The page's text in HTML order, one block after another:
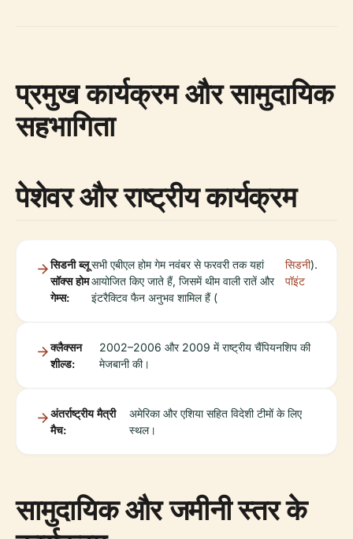
प्रमुख कार्यक्रम और सामुदायिक
सहभागिता
पेशेवर और राष्ट्रीय कार्यक्रम
सिडनी ब्लू
सॉक्स होम
गेम्स:
सभी एबीएल होम गेम नवंबर से फरवरी तक यहां
आयोजित किए जाते हैं, जिसमें थीम वाली रातें और
इंटरैक्टिव फैन अनुभव शामिल हैं (
सिडनी
पॉइंट
).
क्लैक्सन
शील्ड:
2002–2006 और 2009 में राष्ट्रीय चैंपियनशिप की
मेजबानी की।
अंतर्राष्ट्रीय मैत्री
मैच:
अमेरिका और एशिया सहित विदेशी टीमों के लिए
स्थल।
सामुदायिक और जमीनी स्तर के